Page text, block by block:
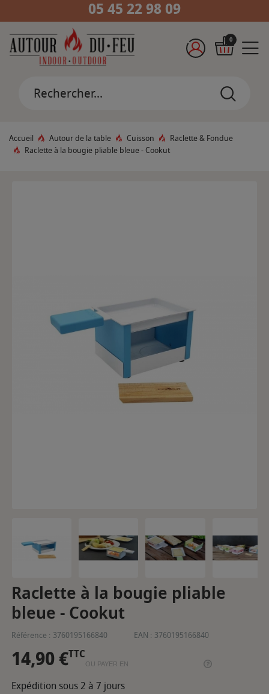
05 45 22 98 09
0
Accueil Autour de la table Cuisson
Raclette & Fondue
Raclette à la bougie pliable bleue - Cookut
Raclette à la bougie pliable
bleue - Cookut
Référence : 3760195166840 EAN : 3760195166840
14,90 €TTC
OU PAYER EN
Expédition sous 2 à 7 jours